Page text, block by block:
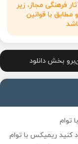
فرهنگی مجاز، زیر
مطابق با قوانین
برو بخش دانلود
توام
کنید ریمیکس با توام